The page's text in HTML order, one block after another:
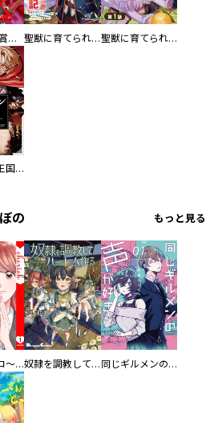
EX ～その賞金稼ぎは、世界の出口を探す～【単行本版】 聖獣に育てられた少年の異世界ゆるり放浪記～神様からもらったチート魔法で、仲間たちとスローライフを満喫中～ 聖獣に育てられた少年の異世界ゆるり放浪記～神様からもらったチート魔法で、仲間たちとスローライフを満喫中～【分冊版】
オルクセン王国史
の もっと見る
葬儀屋タケコ～あなたの最期、叶えます【電子単行本版】 奴隷を調教してハーレム作る 同じギルメンの声が好き